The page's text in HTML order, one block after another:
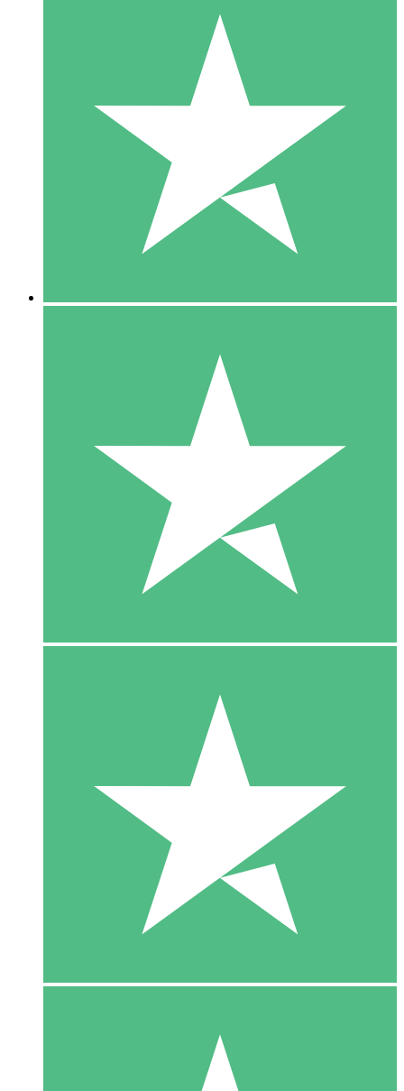
Pacchetti di Crediti Individuali
Paga a consumo con crediti di download. Nessun impegno
1 Download
10
US$1500
10 Download
20